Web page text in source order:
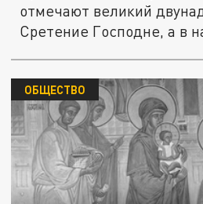
отмечают великий
Сретение Господне, а в
ОБЩЕСТВО